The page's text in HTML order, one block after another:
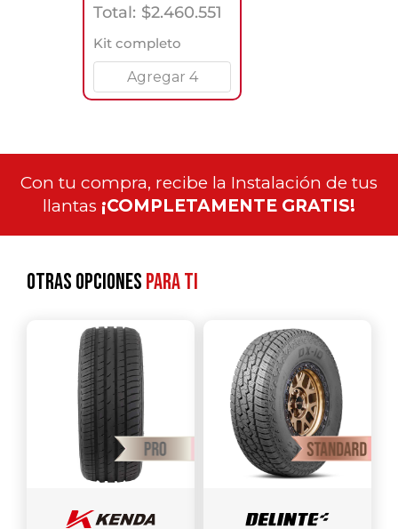
Total: $2.460.551
Kit completo
Agregar 4
Con tu compra, recibe la Instalación de tus
llantas ¡COMPLETAMENTE GRATIS!
Otras opcionespara ti